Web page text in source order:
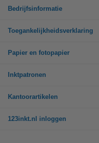
Bedrijfsinformatie
Toegankelijkheidsverklaring
Papier en fotopapier
Inktpatronen
Kantoorartikelen
123inkt.nl inloggen